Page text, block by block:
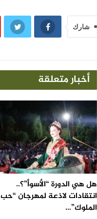
شارك
أخبار متعلقة
هل هي الدورة “الأسوأ”؟..
انتقادات لاذعة لمهرجان “حب
الملوك”…